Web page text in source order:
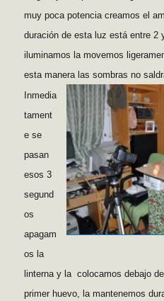
muy poca potencia creamos el
duración de esta luz está entre 2
iluminamos la movemos
esta manera las sombras no
Inmedia
tament
e se
pasan
esos 3
segund
os
apagam
os la
linterna y la colocamos debajo
primer huevo, la mantenemos